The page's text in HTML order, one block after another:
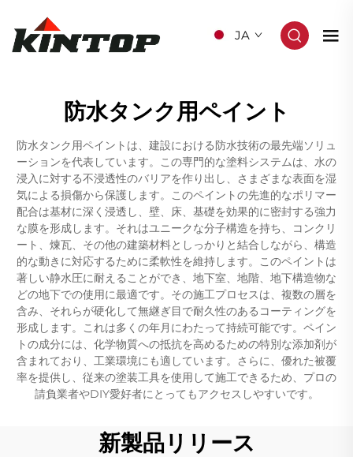
JA
防水タンク用ペイント
防水タンク用ペイントは、建設における防水技術の最先端ソリュ
ーションを代表しています。この専門的な塗料システムは、水の
浸入に対する不浸透性のバリアを作り出し、さまざまな表面を湿
気による損傷から保護します。このペイントの先進的なポリマー
配合は基材に深く浸透し、壁、床、基礎を効果的に密封する強力
な膜を形成します。それはユニークな分子構造を持ち、コンクリ
ート、煉瓦、その他の建築材料としっかりと結合しながら、構造
的な動きに対応するために柔軟性を維持します。このペイントは
著しい静水圧に耐えることができ、地下室、地階、地下構造物な
どの地下での使用に最適です。その施工プロセスは、複数の層を
含み、それらが硬化して無継ぎ目で耐久性のあるコーティングを
形成します。これは多くの年月にわたって持続可能です。ペイン
トの成分には、化学物質への抵抗を高めるための特別な添加剤が
含まれており、工業環境にも適しています。さらに、優れた被覆
率を提供し、従来の塗装工具を使用して施工できるため、プロの
請負業者やDIY愛好者にとってもアクセスしやすいです。
新製品リリース